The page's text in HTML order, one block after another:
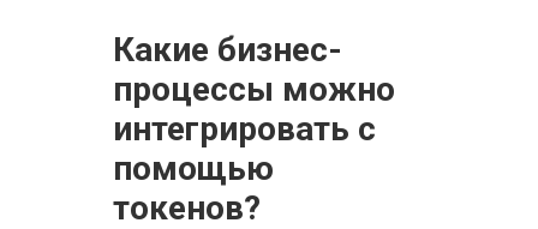
Какие бизнес-
процессы можно
интегрировать с
помощью
токенов?